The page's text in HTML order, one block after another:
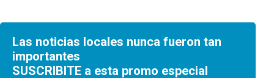
Las noticias locales nunca fueron tan
importantes
SUSCRIBITE a esta promo especial